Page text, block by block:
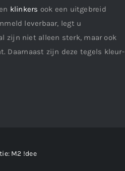
klinkers ook een uitgebreid
leverbaar, legt u
zijn niet alleen sterk, maar ook
Daarnaast zijn deze tegels kleur-
M2 !dee